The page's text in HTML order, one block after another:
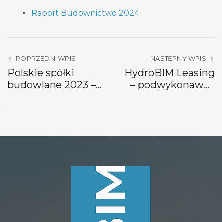
Raport Budownictwo 2024
POPRZEDNI WPIS
Polskie spółki
budowlane 2023 –
NASTĘPNY WPIS
HydroBIM Leasing
– podwykonawca